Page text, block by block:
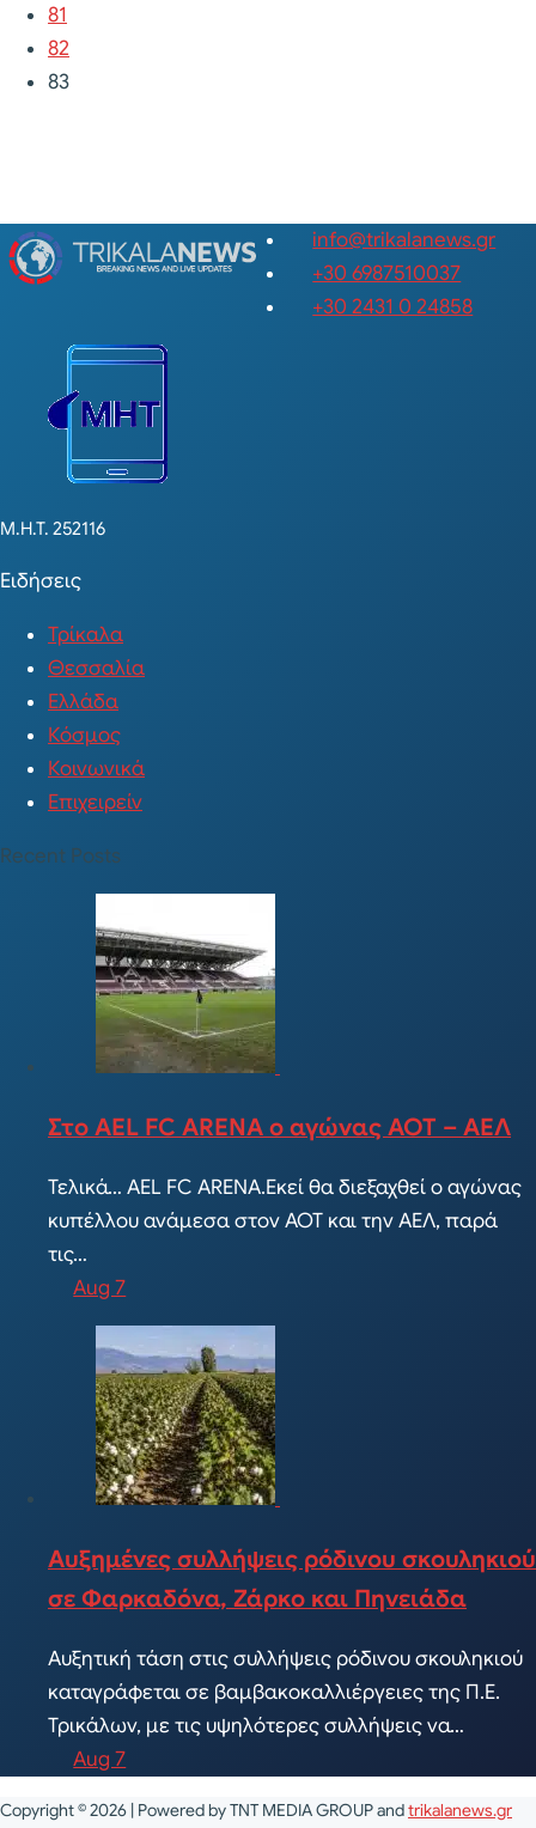
81
82
83
info@trikalanews.gr
+30 6987510037
+30 2431 0 24858
Μ.Η.Τ. 252116
Ειδήσεις
Τρίκαλα
Θεσσαλία
Ελλάδα
Κόσμος
Κοινωνικά
Επιχειρείν
Recent Posts
Στο AEL FC ARENA ο αγώνας ΑΟΤ – ΑΕΛ
Τελικά… AEL FC ARENA.Εκεί θα διεξαχθεί ο αγώνας
κυπέλλου ανάμεσα στον ΑΟΤ και την ΑΕΛ, παρά
τις…
Aug 7
Αυξημένες συλλήψεις ρόδινου σκουληκιού
σε Φαρκαδόνα, Ζάρκο και Πηνειάδα
Αυξητική τάση στις συλλήψεις ρόδινου σκουληκιού
καταγράφεται σε βαμβακοκαλλιέργειες της Π.Ε.
Τρικάλων, με τις υψηλότερες συλλήψεις να…
Aug 7
Copyright © 2026 | Powered by TNT MEDIA GROUP andtrikalanews.gr